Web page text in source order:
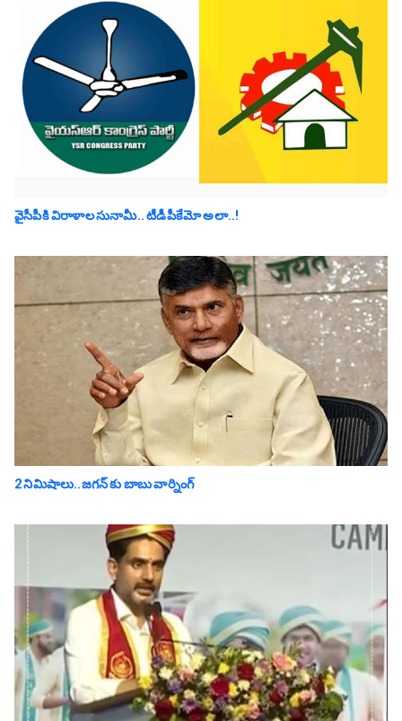
వైసీపీకి విరాళాల సునామీ.. టీడీపీకేమో అలా..!
2 నిమిషాలు..జగన్ కు బాబు వార్నింగ్